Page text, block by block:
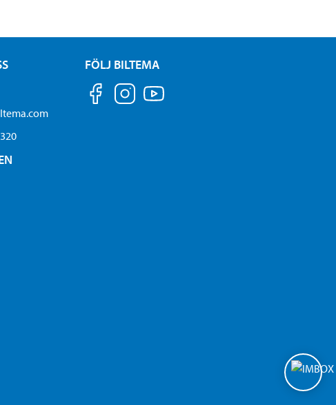
FÖLJ BILTEMA